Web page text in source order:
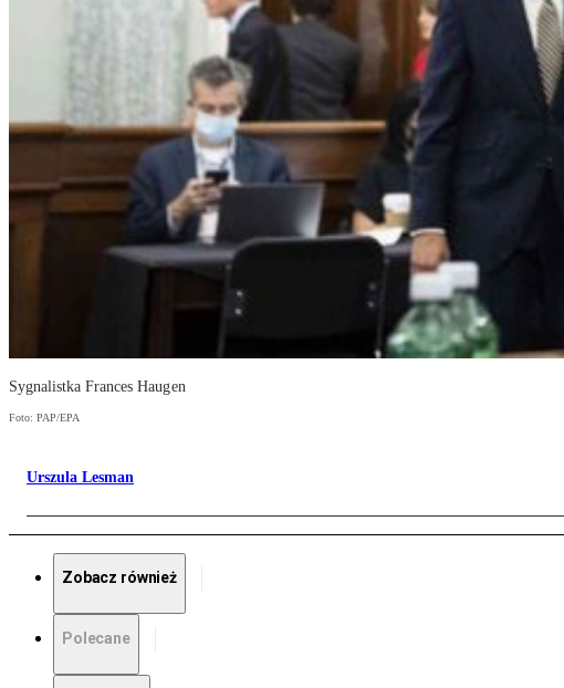
Sygnalistka Frances Haugen
Foto: PAP/EPA
Urszula Lesman
Zobacz również
Polecane